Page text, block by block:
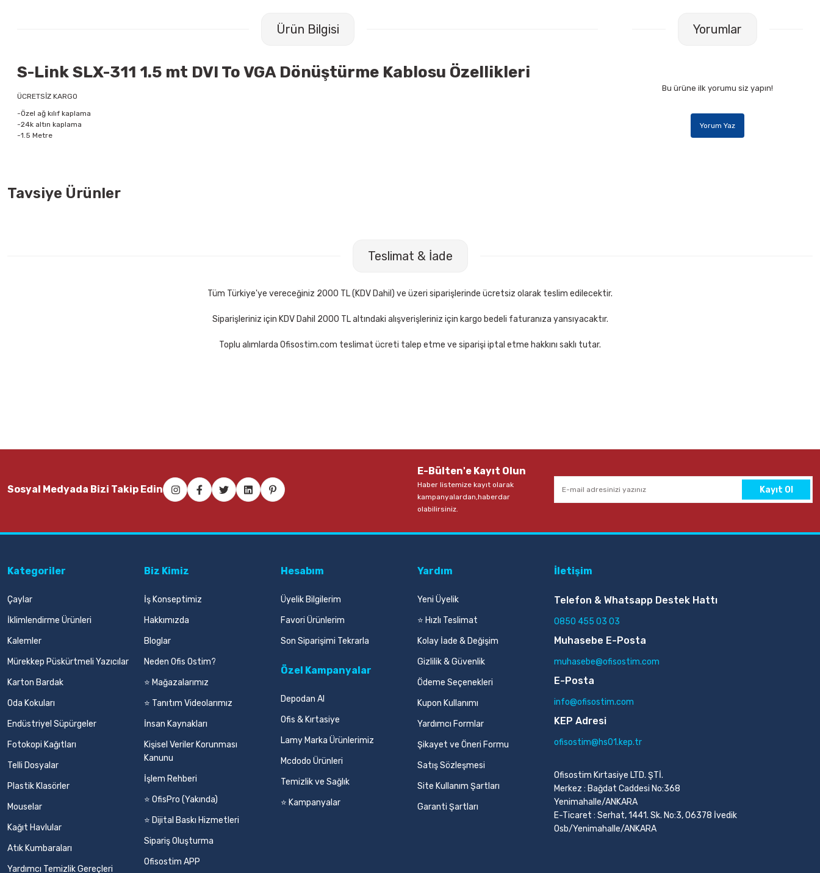
Ürün Bilgisi
S-Link SLX-311 1.5 mt DVI To VGA Dönüştürme Kablosu Özellikleri
ÜCRETSİZ KARGO
-Özel ağ kılıf kaplama
-24k altın kaplama
-1.5 Metre
Yorumlar
Bu ürüne ilk yorumu siz yapın!
Yorum Yaz
Tavsiye Ürünler
Sepete Ekle
Teslimat & İade
Tüm Türkiye'ye vereceğiniz 2000 TL (KDV Dahil) ve üzeri siparişlerinde ücretsiz olarak teslim edilecektir.
Siparişleriniz için KDV Dahil 2000 TL altındaki alışverişleriniz için kargo bedeli faturanıza yansıyacaktır.
Toplu alımlarda Ofisostim.com teslimat ücreti talep etme ve siparişi iptal etme hakkını saklı tutar.
Sosyal Medyada Bizi Takip Edin
E-Bülten'e Kayıt Olun
Haber listemize kayıt olarak
kampanyalardan,haberdar
olabilirsiniz.
Kayıt Ol
Kategoriler
Çaylar
İklimlendirme Ürünleri
Kalemler
Mürekkep Püskürtmeli Yazıcılar
Karton Bardak
Oda Kokuları
Endüstriyel Süpürgeler
Fotokopi Kağıtları
Telli Dosyalar
Plastik Klasörler
Mouselar
Kağıt Havlular
Atık Kumbaraları
Yardımcı Temizlik Gereçleri
Biz Kimiz
İş Konseptimiz
Hakkımızda
Bloglar
Neden Ofis Ostim?
⭐ Mağazalarımız
⭐ Tanıtım Videolarımız
İnsan Kaynakları
Kişisel Veriler Korunması
Kanunu
İşlem Rehberi
⭐ OfisPro (Yakında)
⭐ Dijital Baskı Hizmetleri
Sipariş Oluşturma
Ofisostim APP
Hesabım
Üyelik Bilgilerim
Favori Ürünlerim
Son Siparişimi Tekrarla
Özel Kampanyalar
Depodan Al
Ofis & Kırtasiye
Lamy Marka Ürünlerimiz
Mcdodo Ürünleri
Temizlik ve Sağlık
⭐ Kampanyalar
Yardım
Yeni Üyelik
⭐ Hızlı Teslimat
Kolay İade & Değişim
Gizlilik & Güvenlik
Ödeme Seçenekleri
Kupon Kullanımı
Yardımcı Formlar
Şikayet ve Öneri Formu
Satış Sözleşmesi
Site Kullanım Şartları
Garanti Şartları
İletişim
Telefon & Whatsapp Destek Hattı
0850 455 03 03
Muhasebe E-Posta
muhasebe@ofisostim.com
E-Posta
info@ofisostim.com
KEP Adresi
ofisostim@hs01.kep.tr
Ofisostim Kırtasiye LTD. ŞTİ.
Merkez : Bağdat Caddesi No:368
Yenimahalle/ANKARA
E-Ticaret : Serhat, 1441. Sk. No:3, 06378 İvedik
Osb/Yenimahalle/ANKARA